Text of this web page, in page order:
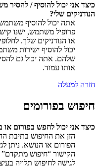
כיצד אני יכול להוסיף /
הנודניקים שלי?
אתה יכול להוסיף
פרופיל משתמש, ישנו
או הנודניקים שלך.
יכול להוסיף ישירות
שלהם. אתה יכול גם
אותו עמוד.
חזרה למעלה
חיפוש בפורומים
כיצד אני יכול לחפש בפורום או
הזן את החיפוש בתיבת
הפורום או הנושא. ניתן
הקישור “חיפוש מתקדם”
לגישה לחיפוש תלויה